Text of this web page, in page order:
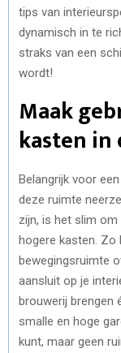
tips van
dynamisch in te
straks van een
wordt!
Maak
kasten in
Belangrijk voor
deze ruimte
zijn, is het slim
hogere kasten. Zo
bewegingsruimte
aansluit op je
brouwerij brengen
smalle en hoge
kunt, maar geen